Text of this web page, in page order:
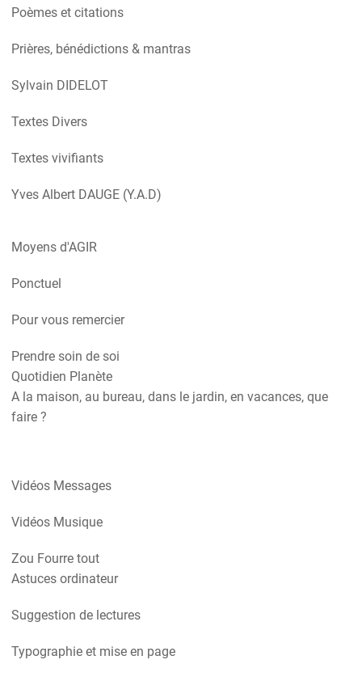
Poèmes et citations
Prières, bénédictions & mantras
Sylvain DIDELOT
Textes Divers
Textes vivifiants
Yves Albert DAUGE (Y.A.D)
Moyens d'AGIR
Ponctuel
Pour vous remercier
Prendre soin de soi
Quotidien Planète
A la maison, au bureau, dans le jardin, en vacances, que
faire ?
Vidéos Messages
Vidéos Musique
Zou Fourre tout
Astuces ordinateur
Suggestion de lectures
Typographie et mise en page